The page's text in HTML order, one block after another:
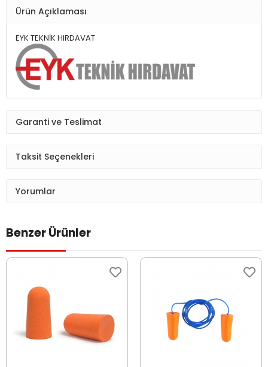
Ürün Açıklaması
EYK TEKNİK HIRDAVAT
Garanti ve Teslimat
Taksit Seçenekleri
Yorumlar
Benzer Ürünler